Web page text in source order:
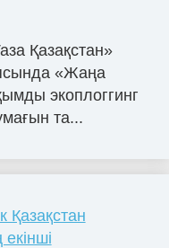
Қазақстан»
«Жаңа
экоплоггинг
та...
Қазақстан